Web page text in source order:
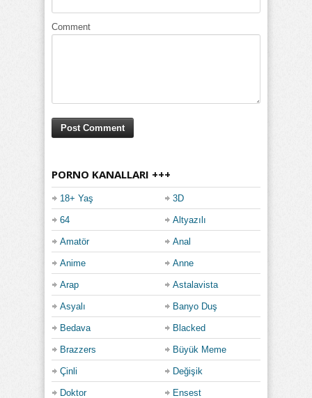
Comment
PORNO KANALLARI +++
18+ Yaş 3D
64 Altyazılı
Amatör Anal
Anime Anne
Arap Astalavista
Asyalı Banyo Duş
Bedava Blacked
Brazzers Büyük Meme
Çinli Değişik
Doktor Ensest